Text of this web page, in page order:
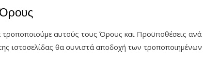
αυτούς τους Όρους και Προϋποθέσεις
ιστοσελίδας θα συνιστά αποδοχή των